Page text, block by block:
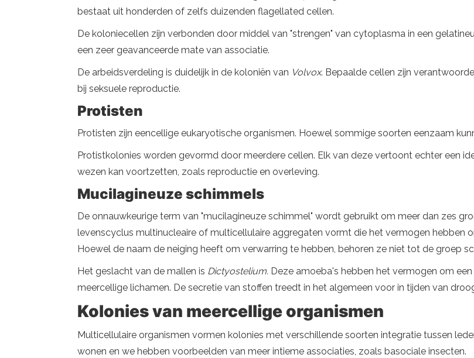
bestaat uit honderden of zelfs duizenden flagellated cellen.
De koloniecellen zijn verbonden door middel van "strengen" van cytoplasma in een
een zeer geavanceerde mate van associatie.
De arbeidsverdeling is duidelijk in de koloniën van Volvox. Bepaalde cellen zijn
bij seksuele reproductie.
Protisten
Protisten zijn eencellige eukaryotische organismen. Hoewel sommige soorten eenzaam
Protistkolonies worden gevormd door meerdere cellen. Elk van deze vertoont echter een
wezen kan voortzetten, zoals reproductie en overleving.
Mucilagineuze schimmels
De onnauwkeurige term van "mucilagineuze schimmel" wordt gebruikt om meer dan zes
levenscyclus multinucleaire of multicellulaire aggregaten vormt die het vermogen hebben
Hoewel de naam de neiging heeft om verwarring te hebben, behoren ze niet tot de groep
Het geslacht van de mallen is Dictyostelium. Deze amoeba's hebben het vermogen om
meercellige lichamen. De secretie van stoffen treedt in het algemeen voor in tijden van
Kolonies van meercellige organismen
Multicellulaire organismen vormen kolonies met verschillende soorten integratie tussen
wonen en we hebben voorbeelden van meer intieme associaties, zoals basociale insecten.